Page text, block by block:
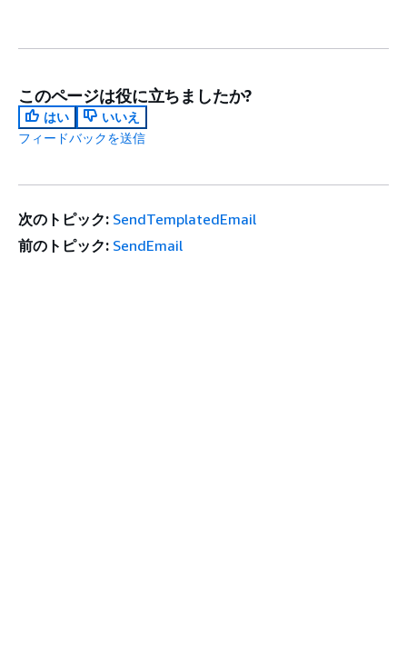
このページは役に立ちましたか?
はい
いいえ
フィードバックを送信
次のトピック: SendTemplatedEmail
前のトピック: SendEmail